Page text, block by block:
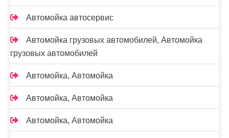
Автомойка автосервис
Автомойка грузовых автомобилей, Автомойка
грузовых автомобилей
Автомойка, Автомойка
Автомойка, Автомойка
Автомойка, Автомойка